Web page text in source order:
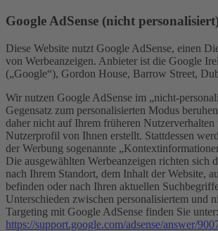
Google AdSense (nicht
Diese Website nutzt Google AdSense, einen
von Werbeanzeigen. Anbieter ist die Google
(„Google“), Gordon House, Barrow Street,
Wir nutzen Google AdSense im „nicht-
Gegensatz zum personalisierten Modus
daher nicht auf Ihrem früheren
Nutzerprofil von Ihnen erstellt. Stattdessen
der Werbung sogenannte
Die ausgewählten Werbeanzeigen richten sich
nach Ihrem Standort, dem Inhalt der Website,
befinden oder nach Ihren aktuellen
Unterschieden zwischen personalisiertem und
Targeting mit Google AdSense finden Sie unter:
https://support.google.com/adsense/answer/